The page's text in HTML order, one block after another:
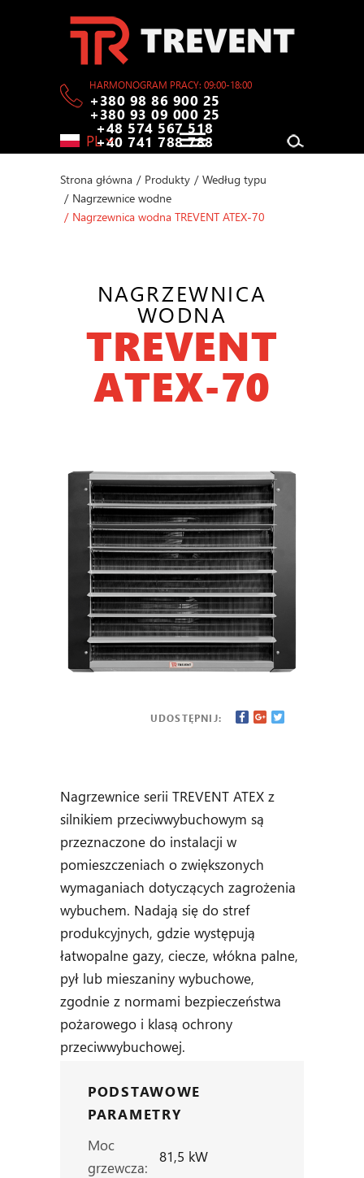
HARMONOGRAM PRACY: 09:00-18:00
+380 98 86 900 25
+380 93 09 000 25
+48 574 567 518
+40 741 788 788
PL
Strona główna / Produkty / Według typu
/ Nagrzewnice wodne
/ Nagrzewnica wodna TREVENT ATEX-70
NAGRZEWNICA
WODNA
TREVENT
ATEX-70
UDOSTĘPNIJ:
Nagrzewnice serii TREVENT ATEX z
silnikiem przeciwwybuchowym są
przeznaczone do instalacji w
pomieszczeniach o zwiększonych
wymaganiach dotyczących zagrożenia
wybuchem. Nadają się do stref
produkcyjnych, gdzie występują
łatwopalne gazy, ciecze, włókna palne,
pył lub mieszaniny wybuchowe,
zgodnie z normami bezpieczeństwa
pożarowego i klasą ochrony
przeciwwybuchowej.
PODSTAWOWE
PARAMETRY
Moc
grzewcza:
81,5 kW